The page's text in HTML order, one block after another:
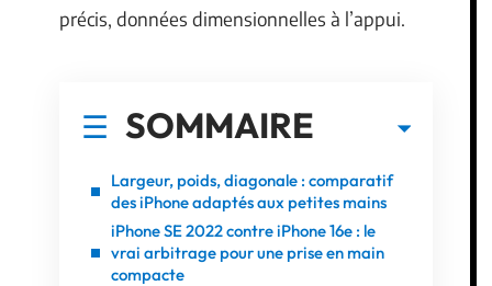
précis, données dimensionnelles à l’appui.
SOMMAIRE
Largeur, poids, diagonale : comparatif
des iPhone adaptés aux petites mains
iPhone SE 2022 contre iPhone 16e : le
vrai arbitrage pour une prise en main
compacte